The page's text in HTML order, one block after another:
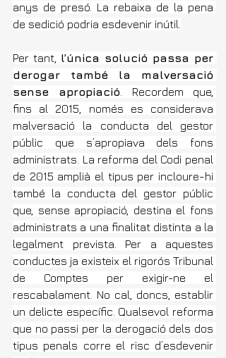
anys de presó. La rebaixa de la pena
de sedició podria esdevenir inútil.
Per tant, l’única solució passa per
derogar també la malversació
sense apropiació . Recordem que,
fins al 2015, només es considerava
malversació la conducta del gestor
públic que s’apropiava dels fons
administrats. La reforma del Codi penal
de 2015 amplià el tipus per incloure-hi
també la conducta del gestor públic
que, sense apropiació, destina el fons
administrats a una finalitat distinta a la
legalment prevista. Per a aquestes
conductes ja existeix el rigorós Tribunal
de Comptes per exigir-ne el
rescabalament. No cal, doncs, establir
un delicte específic. Qualsevol reforma
que no passi per la derogació dels dos
tipus penals corre el risc d’esdevenir